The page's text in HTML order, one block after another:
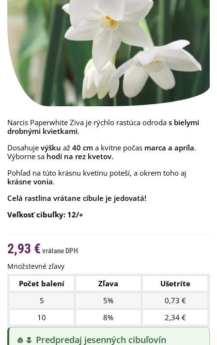
Narcis Paperwhite Ziva je rýchlo rastúca odroda s bielymi
drobnými kvietkami.
Dosahuje výšku až 40 cm a kvitne počas marca a apríla.
Výborne sa hodí na rez kvetov.
Pohľad na túto krásnu kvetinu poteší, a okrem toho aj
krásne vonia.
Celá rastlina vrátane cibule je jedovatá!
Veľkosť cibuľky: 12/+
2,93 €
Množstevné zľavy
Počet balení Zľava
Ušetríte
5
5%
0,73 €
10
8% 2,34 €
🧄🌷 Predpredaj jesenných cibuľovín